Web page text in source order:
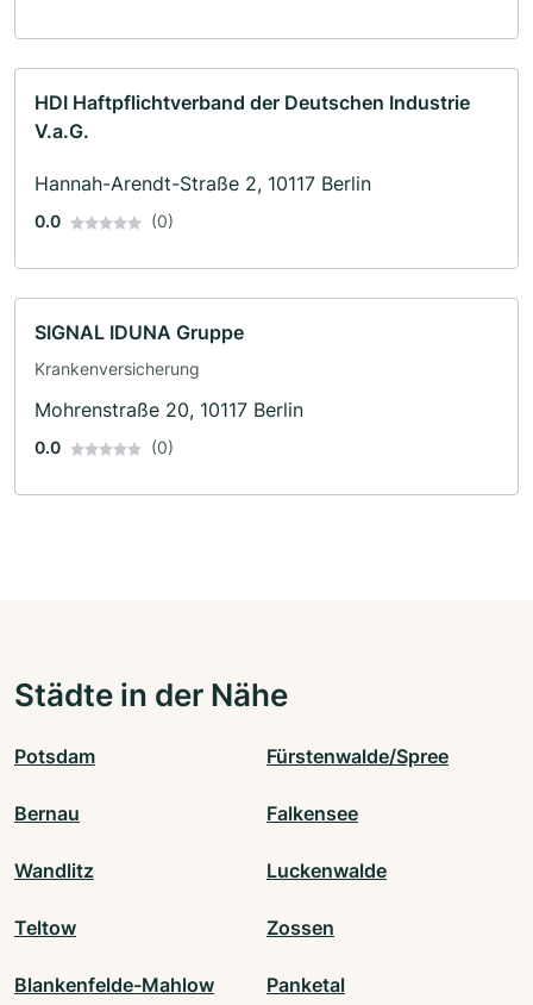
HDI Haftpflichtverband der Deutschen Industrie
V.a.G.
Hannah-Arendt-Straße 2, 10117 Berlin
0.0 (0)
SIGNAL IDUNA Gruppe
Krankenversicherung
Mohrenstraße 20, 10117 Berlin
0.0 (0)
Städte in der Nähe
Potsdam Fürstenwalde/Spree
Bernau Falkensee
Wandlitz Luckenwalde
Teltow Zossen
Blankenfelde-Mahlow Panketal